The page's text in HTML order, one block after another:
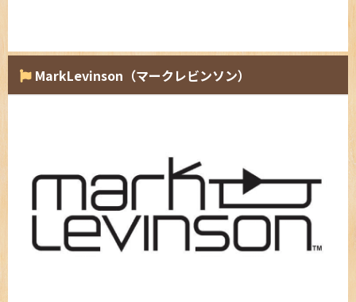
MarkLevinson（マークレビンソン）